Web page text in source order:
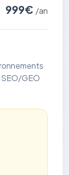
999€ /an
GEO